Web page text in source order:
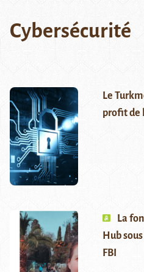
Cybersécurité
Le
profit de
La
Hub
FBI